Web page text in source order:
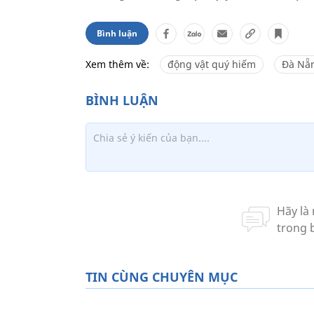
Bình luận
Xem thêm về: động vật quý hiếm Đà
TIN CÙNG CHUYÊN MỤC